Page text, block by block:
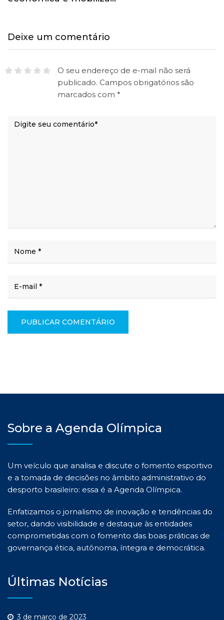
Deixe um comentário
O seu endereço de e-mail não será
publicado. Campos obrigatórios são
marcados com *
Sobre a Agenda Olímpica
Um veículo que analisa e discute o fomento esportivo
e a tomada de decisões no âmbito administrativo do
desporto brasileiro: essa é a Agenda Olímpica.
Enfatizamos o jornalismo de inovação e tendências do
setor, dando visibilidade e destaque às entidades
comprometidas com o fomento das boas práticas de
governança ética, autônoma, íntegra e democrática.
Últimas Notícias
3 de março de 2023